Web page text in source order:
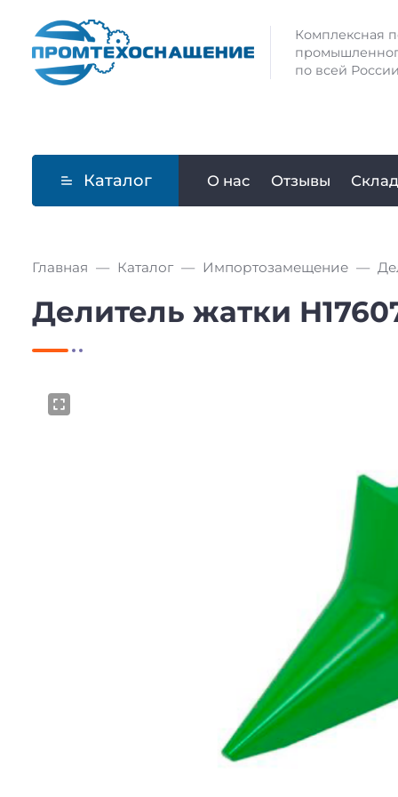
Комплексная
по всей
Каталог О нас Отзывы Склад
Главная Каталог Импортозамещение
Делитель жатки